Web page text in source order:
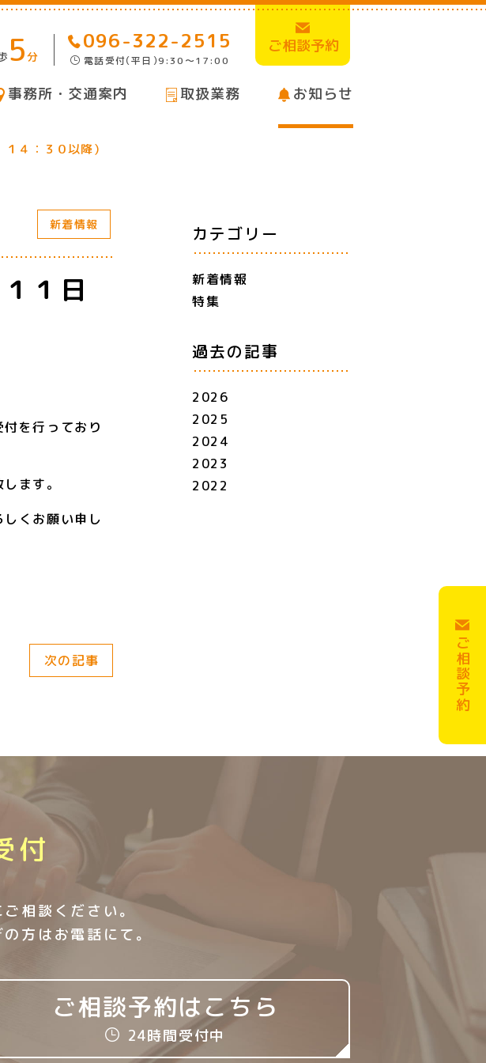
事務所・交通案内 取扱業務 お知らせ
5分
096-322-2515
電話受付（平日 ）9:30〜17:00
ご相談予約
ご相談予約
４：３０以降）
新着情報
１日
を行っており
ます。
くお願い申し
次の記事
カテゴリー
新着情報
特集
過去の記事
2026
2025
2024
2023
2022
付
相談ください。
方はお電話にて。
ご相談予約はこちら
24時間受付中